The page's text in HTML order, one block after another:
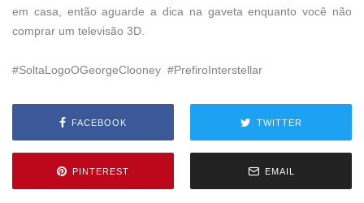
em casa, então aguarde a dica na gaveta enquanto você não
comprar um televisão 3D.
#SoltaLogoOGeorgeClooney #PrefiroInterstellar
FACEBOOK TWITTER
PINTEREST EMAIL